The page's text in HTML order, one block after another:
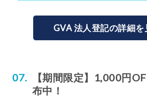
GVA 法人登記の詳細
【期間限定】1,000円
布中！